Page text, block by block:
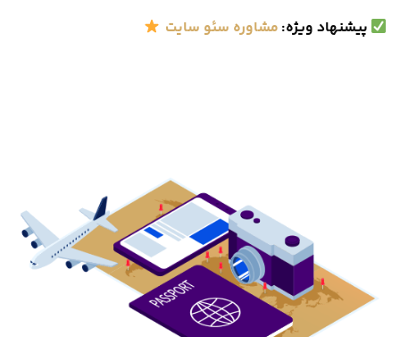
پیشنهاد ویژه: مشاوره سئو سایت